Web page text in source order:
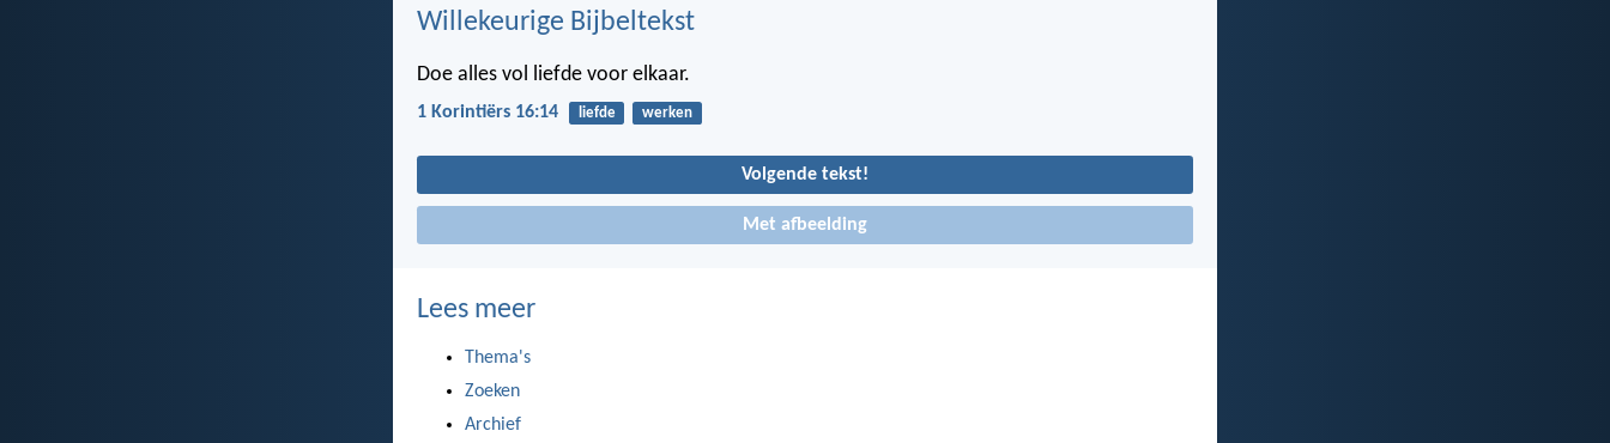
Willekeurige Bijbeltekst
Doe alles vol liefde voor elkaar.
1 Korintiërs 16:14 liefde werken
Volgende tekst!
Met afbeelding
Lees meer
Thema's
Zoeken
Archief